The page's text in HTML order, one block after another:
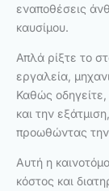
εναποθέσεις
καυσίμου.
Απλά ρίξτε το
εργαλεία,
Καθώς οδηγείτε,
και την
προωθώντας
Αυτή η
κόστος και